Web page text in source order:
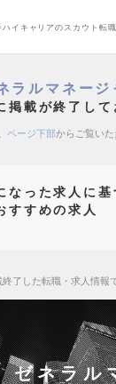
ハイキャリアのスカウト転職
ラルマネージ
掲載が終了して
ページ下部からご覧いた
なった求人に基
すすめの求人
終了した転職・求人情報
ゼネラル